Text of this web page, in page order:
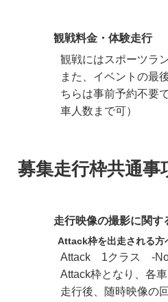
観戦料金・体験走行
観戦にはスポーツラ
また、イベントの最
ちらは事前予約不要
車人数まで可）
募集走行枠共通事
走行映像の撮影に関す
Attack枠を出走される方
Attack 1クラス -No
Attack枠となり、各
走行後、随時映像の